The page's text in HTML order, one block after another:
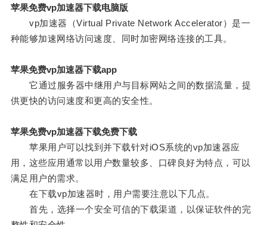
苹果免费vp加速器下载电脑版
vp加速器（Virtual Private Network Accelerator）是一
种能够加速网络访问速度、同时加密网络连接的工具。
苹果免费vp加速器下载app
它通过服务器中继用户与目标网站之间的数据流量，提
供更快的访问速度和更高的安全性。
苹果免费vp加速器下载免费下载
苹果用户可以找到并下载针对iOS系统的vp加速器应
用，这些应用通常以用户数量较多、口碑良好为特点，可以
满足用户的需求。
在下载vp加速器时，用户需要注意以下几点。
首先，选择一个安全可信的下载渠道，以保证软件的完